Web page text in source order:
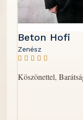
Beton Hofi
Zenész
Köszönettel,